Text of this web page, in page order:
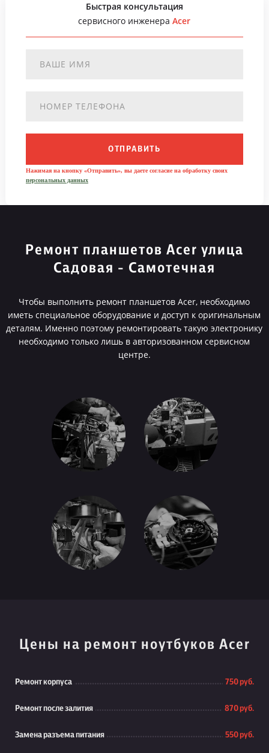
Быстрая консультация
сервисного инженераAcer
ОТПРАВИТЬ
Нажимая на кнопку «Отправить», вы даете согласие на обработку своих
персональных данных
Ремонт планшетов Acer улица
Садовая - Самотечная
Чтобы выполнить ремонт планшетов Acer, необходимо
иметь специальное оборудование и доступ к оригинальным
деталям. Именно поэтому ремонтировать такую электронику
необходимо только лишь в авторизованном сервисном
центре.
Цены на ремонт ноутбуков Acer
Ремонт корпуса 750 руб.
Ремонт после залития 870 руб.
Замена разъема питания 550 руб.